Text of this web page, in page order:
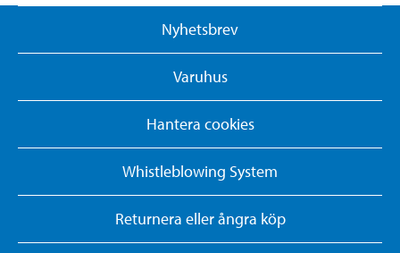
Nyhetsbrev
Varuhus
Hantera cookies
Whistleblowing System
Returnera eller ångra köp